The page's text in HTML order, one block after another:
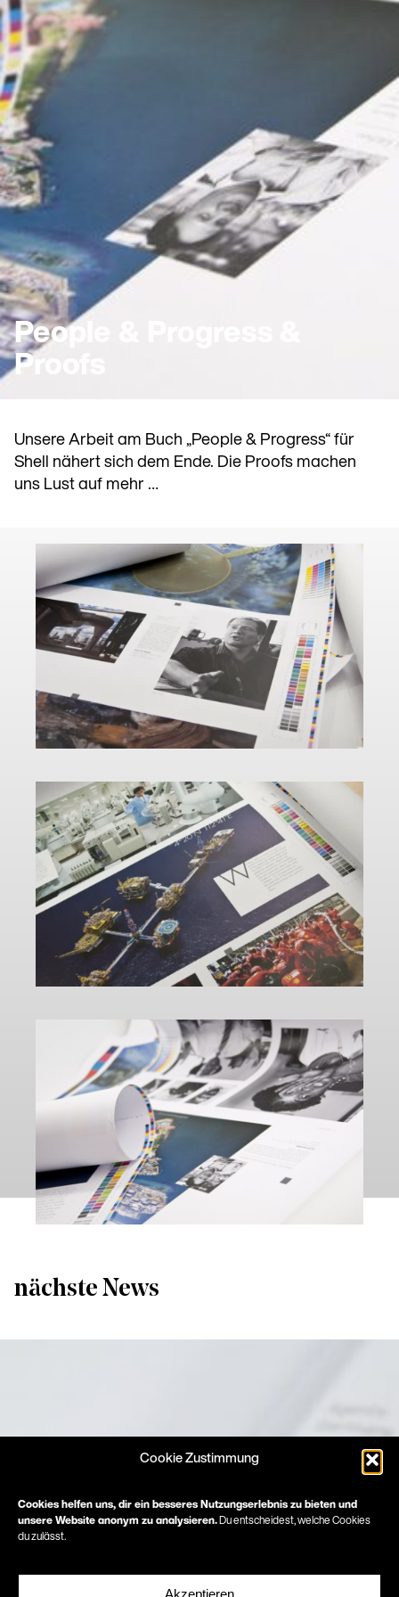
Cookie Zustimmung
Cookies helfen uns, dir ein besseres Nutzungserlebnis zu bieten und
unsere Website anonym zu analysieren. Du entscheidest, welche Cookies
du zulässt.
Akzeptieren
People & Progress &
Proofs
Unsere Arbeit am Buch „People & Progress“ für
Shell nähert sich dem Ende. Die Proofs machen
uns Lust auf mehr …
nächste News